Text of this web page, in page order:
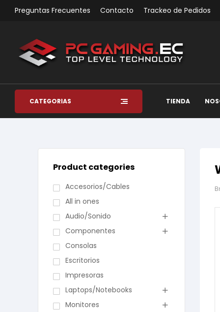
Preguntas Frecuentes Contacto Trackeo de Pedidos
CATEGORÍAS TIENDA
Product categories
Accesorios/Cables
All in ones
Audio/Sonido
Componentes
Consolas
Escritorios
Impresoras
Laptops/Notebooks
Monitores